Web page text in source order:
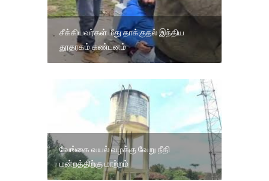
சீக்கியவர்கள் மீது தாக்குதல் இந்திய
தூதரகம் கண்டனம்
வேங்கை வயல் வழக்கு வேறு நீதி
மன்றத்திற்கு மாற்றம்